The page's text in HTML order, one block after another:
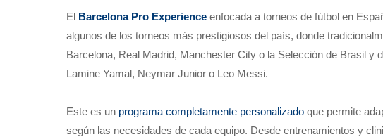
El Barcelona Pro Experience enfocada a torneos de fútbol en
algunos de los torneos más prestigiosos del país, donde
Barcelona, Real Madrid, Manchester City o la Selección de Brasil y
Lamine Yamal, Neymar Junior o Leo Messi.
Este es un programa completamente personalizado que permite
según las necesidades de cada equipo. Desde entrenamientos y